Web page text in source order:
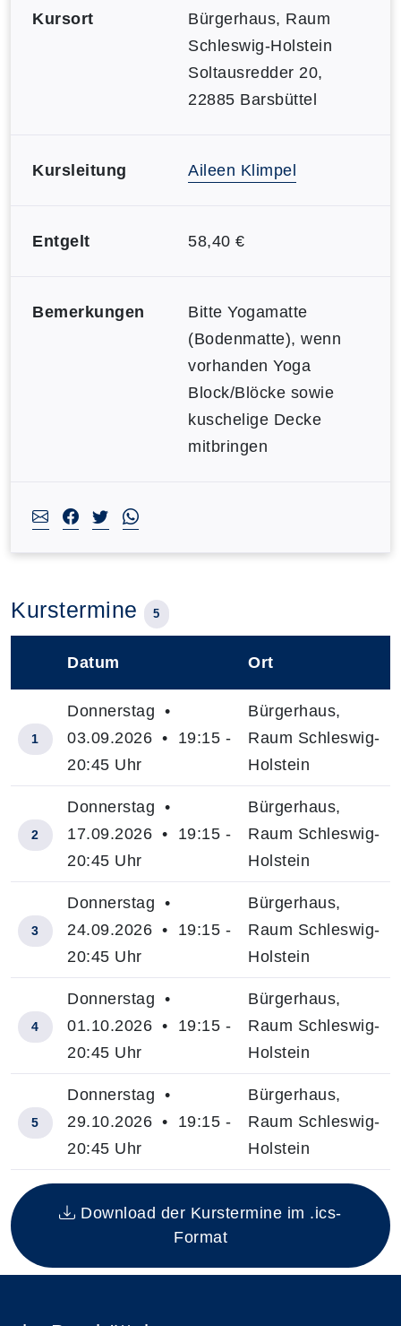
Kursort
Bürgerhaus, Raum
Schleswig-Holstein
Soltausredder 20,
22885 Barsbüttel
Kursleitung Aileen Klimpel
Entgelt 58,40 €
Bemerkungen
Bitte Yogamatte
(Bodenmatte), wenn
vorhanden Yoga
Block/Blöcke sowie
kuschelige Decke
mitbringen
Kurstermine 5
Insgesamt gibt es 5 Termine zum diesen Kurs
Datum Ort
1
Donnerstag •
03.09.2026 • 19:15 -
20:45 Uhr
Bürgerhaus,
Raum Schleswig-
Holstein
2
Donnerstag •
17.09.2026 • 19:15 -
20:45 Uhr
Bürgerhaus,
Raum Schleswig-
Holstein
3
Donnerstag •
24.09.2026 • 19:15 -
20:45 Uhr
Bürgerhaus,
Raum Schleswig-
Holstein
4
Donnerstag •
01.10.2026 • 19:15 -
20:45 Uhr
Bürgerhaus,
Raum Schleswig-
Holstein
5
Donnerstag •
29.10.2026 • 19:15 -
20:45 Uhr
Bürgerhaus,
Raum Schleswig-
Holstein
Download der Kurstermine im .ics-
Format